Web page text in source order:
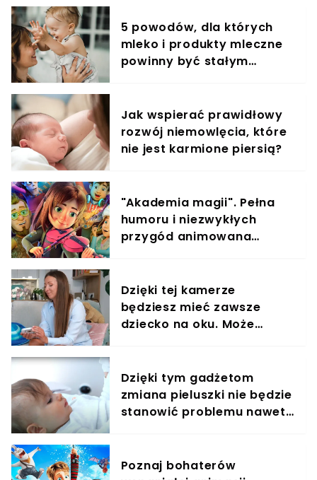
stratę dziecka. Niestety kolejne ciąże kończyły się
równie tragicznie.Po stracie Josepha nie
chciałam mieć kolejnych dzieci, ale w końcu się
zdecydowaliśmy. Ciąże kończyły się kolejnymi
stratami, to nas złamało... Oboje byliśmy w
5 powodów, dla których
mleko i produkty mleczne
powinny być stałym
Jak wspierać prawidłowy
rozwój niemowlęcia, które
nie jest karmione piersią?
"Akademia magii". Pełna
humoru i niezwykłych
przygód animowana
Dzięki tej kamerze
będziesz mieć zawsze
dziecko na oku. Może
Dzięki tym gadżetom
zmiana pieluszki nie będzie
stanowić problemu nawet
Poznaj bohaterów